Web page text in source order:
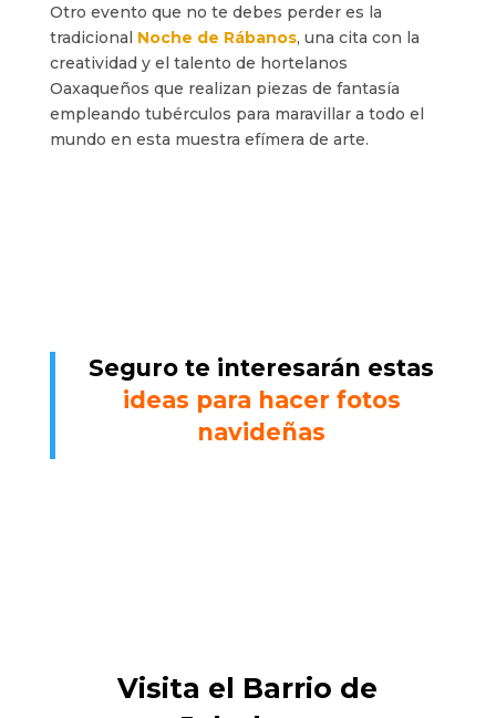
Otro evento que no te debes perder es la
tradicional Noche de Rábanos, una cita con la
creatividad y el talento de hortelanos
Oaxaqueños que realizan piezas de fantasía
empleando tubérculos para maravillar a todo el
mundo en esta muestra efímera de arte.
Seguro te interesarán estas
ideas para hacer fotos
navideñas
Visita el Barrio de